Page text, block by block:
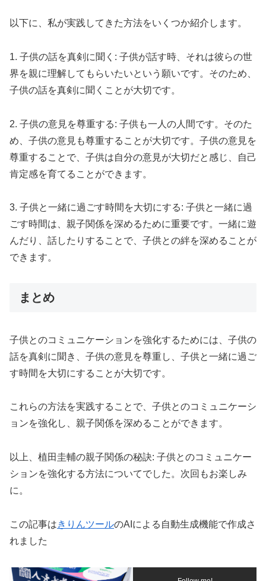
以下に、私が実践してきた方法をいくつか紹介します。
1. 子供の話を真剣に聞く: 子供が話す時、それは彼らの世
界を親に理解してもらいたいという願いです。そのため、
子供の話を真剣に聞くことが大切です。
2. 子供の意見を尊重する: 子供も一人の人間です。そのた
め、子供の意見も尊重することが大切です。子供の意見を
尊重することで、子供は自分の意見が大切だと感じ、自己
肯定感を育てることができます。
3. 子供と一緒に過ごす時間を大切にする: 子供と一緒に過
ごす時間は、親子関係を深めるために重要です。一緒に遊
んだり、話したりすることで、子供との絆を深めることが
できます。
まとめ
子供とのコミュニケーションを強化するためには、子供の
話を真剣に聞き、子供の意見を尊重し、子供と一緒に過ご
す時間を大切にすることが大切です。
これらの方法を実践することで、子供とのコミュニケーシ
ョンを強化し、親子関係を深めることができます。
以上、植田圭輔の親子関係の秘訣: 子供とのコミュニケー
ションを強化する方法についてでした。次回もお楽しみ
に。
この記事はきりんツールのAIによる自動生成機能で作成さ
れました